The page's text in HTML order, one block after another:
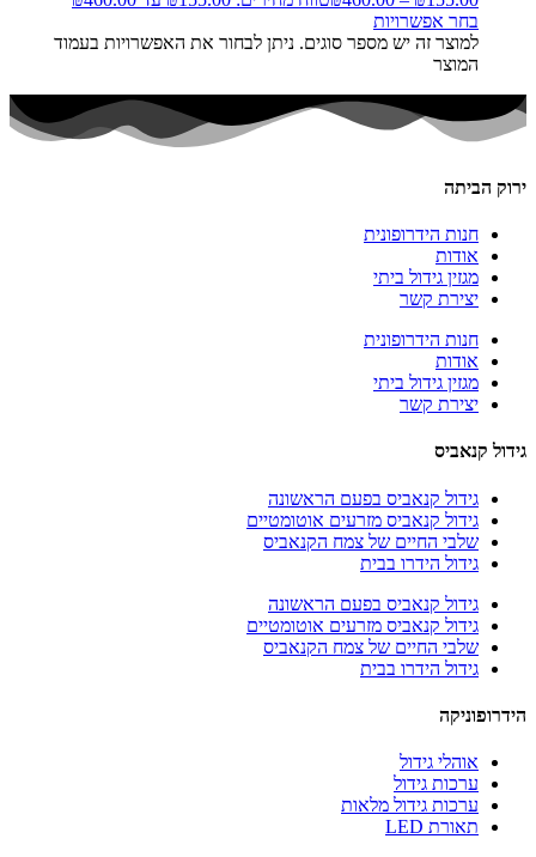
בחר אפשרויות
למוצר זה יש מספר סוגים. ניתן לבחור את האפשרויות בעמוד
המוצר
ירוק הביתה
חנות הידרופונית
אודות
מגזין גידול ביתי
יצירת קשר
חנות הידרופונית
אודות
מגזין גידול ביתי
יצירת קשר
גידול קנאביס
גידול קנאביס בפעם הראשונה
גידול קנאביס מזרעים אוטומטיים
שלבי החיים של צמח הקנאביס
גידול הידרו בבית
גידול קנאביס בפעם הראשונה
גידול קנאביס מזרעים אוטומטיים
שלבי החיים של צמח הקנאביס
גידול הידרו בבית
הידרופוניקה
אוהלי גידול
ערכות גידול
ערכות גידול מלאות
תאורת LED